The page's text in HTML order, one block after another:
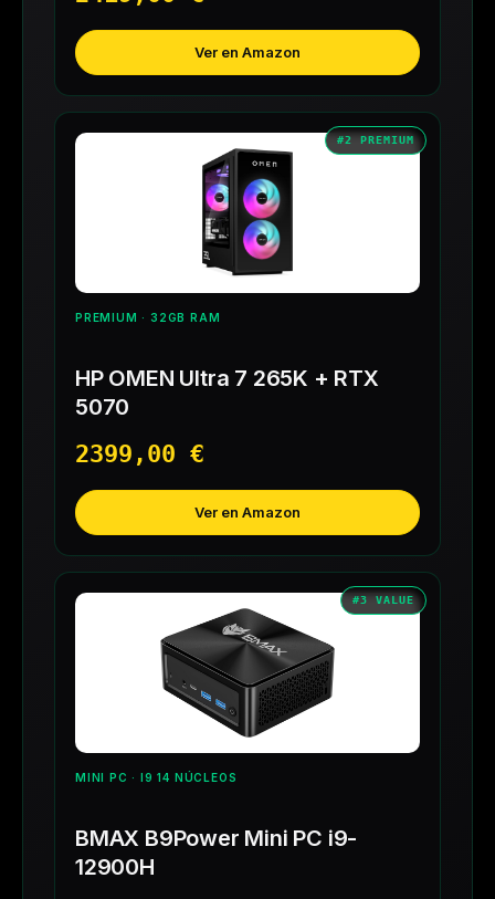
Ver en Amazon
#2 PREMIUM
PREMIUM · 32GB RAM
HP OMEN Ultra 7 265K + RTX
5070
2399,00 €
Ver en Amazon
#3 VALUE
MINI PC · I9 14 NÚCLEOS
BMAX B9Power Mini PC i9-
12900H